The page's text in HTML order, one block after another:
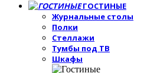
ГОСТИНЫЕ
Журнальные столы
Полки
Стеллажи
Тумбы под ТВ
Шкафы